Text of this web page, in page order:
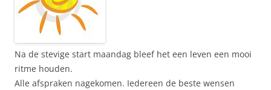
Na de stevige start maandag bleef het een leven een mooi
ritme houden.
Alle afspraken nagekomen. Iedereen de beste wensen